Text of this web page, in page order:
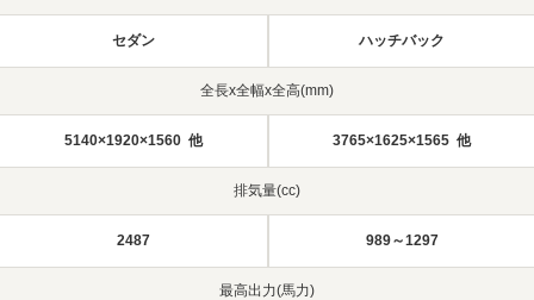
セダン ハッチバック
全長x全幅x全高(mm)
5140×1920×1560 他 3765×1625×1565 他
排気量(cc)
2487 989～1297
最高出力(馬力)